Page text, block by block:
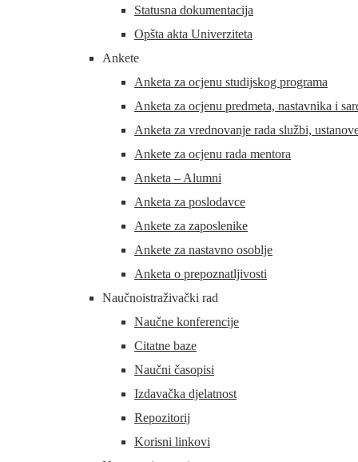
Statusna dokumentacija
Opšta akta Univerziteta
Ankete
Anketa za ocjenu studijskog programa
Anketa za ocjenu predmeta, nastavnika i
Anketa za vrednovanje rada službi,
Ankete za ocjenu rada mentora
Anketa – Alumni
Anketa za poslodavce
Ankete za zaposlenike
Ankete za nastavno osoblje
Anketa o prepoznatljivosti
Naučnoistraživački rad
Naučne konferencije
Citatne baze
Naučni časopisi
Izdavačka djelatnost
Repozitorij
Korisni linkovi